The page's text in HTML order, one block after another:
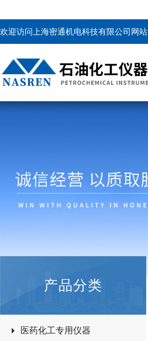
欢迎访问上海密通机电科技有限公司网站
产品分类
医药化工专用仪器